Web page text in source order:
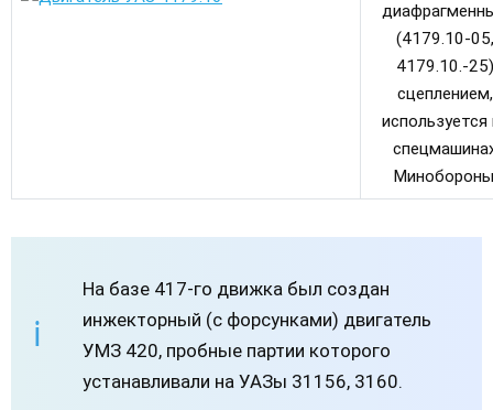
(4179.10-05,
4179.10.-25)
сцеплением,
используется
На базе 417-го движка был создан
инжекторный (с форсунками) двигатель
УМЗ 420, пробные партии которого
устанавливали на УАЗы 31156, 3160.